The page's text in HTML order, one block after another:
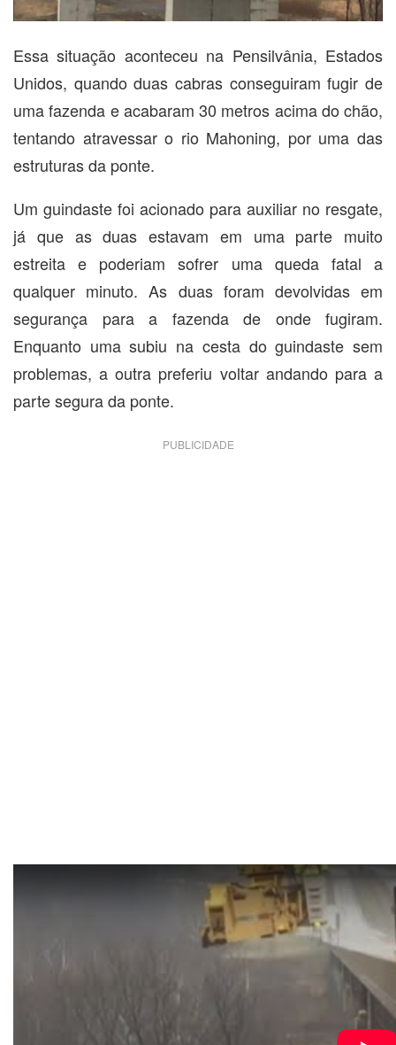
Essa situação aconteceu na Pensilvânia, Estados
Unidos, quando duas cabras conseguiram fugir de
uma fazenda e acabaram 30 metros acima do chão,
tentando atravessar o rio Mahoning, por uma das
estruturas da ponte.
Um guindaste foi acionado para auxiliar no resgate,
já que as duas estavam em uma parte muito
estreita e poderiam sofrer uma queda fatal a
qualquer minuto. As duas foram devolvidas em
segurança para a fazenda de onde fugiram.
Enquanto uma subiu na cesta do guindaste sem
problemas, a outra preferiu voltar andando para a
parte segura da ponte.
PUBLICIDADE